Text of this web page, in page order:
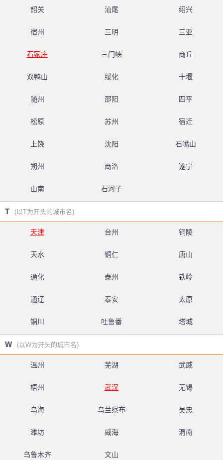
韶关 汕尾 绍兴
宿州 三明 三亚
石家庄 三门峡 商丘
双鸭山 绥化 十堰
随州 邵阳 四平
松原 苏州 宿迁
上饶 沈阳 石嘴山
朔州 商洛 遂宁
山南 石河子
T (以T为开头的城市名)
天津 台州 铜陵
天水 铜仁 唐山
通化 泰州 铁岭
通辽 泰安 太原
铜川 吐鲁番 塔城
W (以W为开头的城市名)
温州 芜湖 武威
梧州 武汉 无锡
乌海 乌兰察布 吴忠
潍坊 威海 渭南
乌鲁木齐 文山